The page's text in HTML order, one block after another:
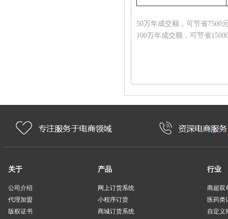
50万年成交额，可节省7500
100万年成交额，可节省
关于
公司介绍
代理加盟
版权证书
产品
网上订货系统
小程序订货
商城订货系统
行业
商超双
医药类
自定义